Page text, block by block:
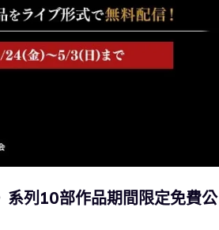
系列10部作品期間限定免費公